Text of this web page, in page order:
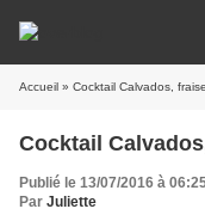
Accueil » Cocktail Calvados,
Cocktail
Publié le 13/07/2016 à
Par Juliette